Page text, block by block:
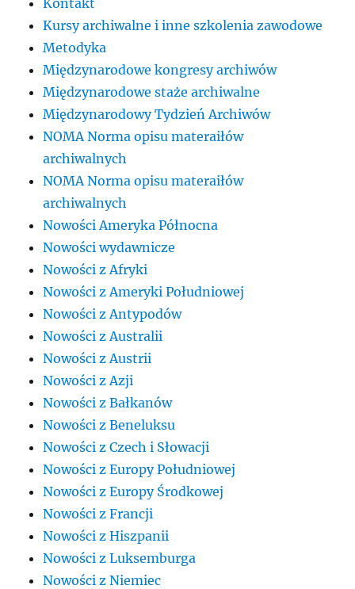
Kursy archiwalne i inne szkolenia zawodowe
Metodyka
Międzynarodowe kongresy archiwów
Międzynarodowe staże archiwalne
Międzynarodowy Tydzień Archiwów
NOMA Norma opisu materaiłów
archiwalnych
NOMA Norma opisu materaiłów
archiwalnych
Nowości Ameryka Północna
Nowości wydawnicze
Nowości z Afryki
Nowości z Ameryki Południowej
Nowości z Antypodów
Nowości z Australii
Nowości z Austrii
Nowości z Azji
Nowości z Bałkanów
Nowości z Beneluksu
Nowości z Czech i Słowacji
Nowości z Europy Południowej
Nowości z Europy Środkowej
Nowości z Francji
Nowości z Hiszpanii
Nowości z Luksemburga
Nowości z Niemiec